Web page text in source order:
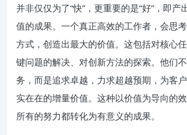
并非仅仅为了“快”，更重要的是“好”，即产
值的成果。一个真正高效的工作者，会思
方式，创造出最大的价值。这包括对核心
键问题的解决、对创新方法的探索。他们
务，而是追求卓越，力求超越预期，为客
实在在的增量价值。这种以价值为导向的
所有的努力都转化为有意义的成果。